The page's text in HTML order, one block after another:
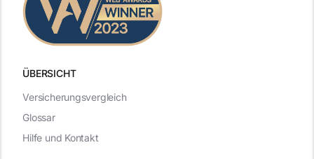
ÜBERSICHT
Versicherungsvergleich
Glossar
Hilfe und Kontakt